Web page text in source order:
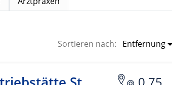
Sortieren nach: Entfernung